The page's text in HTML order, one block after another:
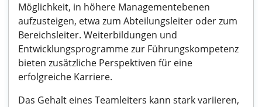
Möglichkeit, in höhere Managementebenen
aufzusteigen, etwa zum Abteilungsleiter oder zum
Bereichsleiter. Weiterbildungen und
Entwicklungsprogramme zur Führungskompetenz
bieten zusätzliche Perspektiven für eine
erfolgreiche Karriere.
Das Gehalt eines Teamleiters kann stark variieren,